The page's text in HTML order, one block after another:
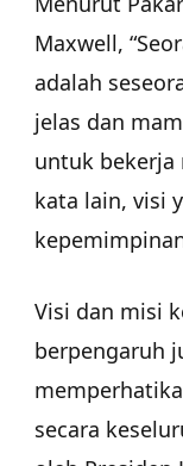
Maxwell,
adalah
jelas dan
untuk bekerja
kata lain, visi
Visi dan misi
berpengaruh
secara